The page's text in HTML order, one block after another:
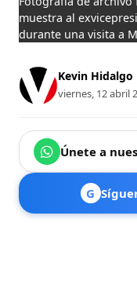
muestra al
durante una visita a
Kevin Hidalgo
viernes, 12 abril
Únete a
G